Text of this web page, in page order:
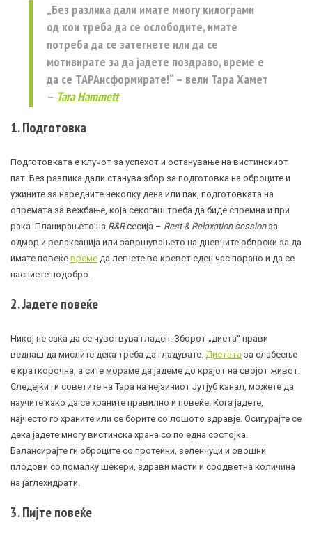
„Без разлика дали имате многу килограми
од кои треба да се ослободите, имате
потреба да се затегнете или да се
мотивирате за да јадете поздраво, време е
да се ТАРАнсформирате!“ – вели Тара Хамет
– Tara Hammett
1. Подготовка
Подготовката е клучот за успехот и останување на вистинскиот
пат. Без разлика дали станува збор за подготовка на оброците и
ужините за наредните неколку дена или пак, подготовката на
опремата за вежбање, која секогаш треба да биде спремна и при
рака. Планирањето на R&Rсесија – Rest & Relaxation sessionза
одмор и релаксација или завршувањето на дневните обврски за да
имате повеќе време да легнете во кревет еден час порано и да се
наспиете подобро.
2. Јадете повеќе
Никој не сака да се чувствува гладен. Зборот „диета“ прави
веднаш да мислите дека треба да гладувате. Диетата за слабеење
е краткорочна, а сите мораме да јадеме до крајот на својот живот.
Следејќи ги советите на Тара на нејзиниот Јутјуб канал, можете да
научите како да се храните правилно и повеќе. Кога јадете,
најчесто го храните или се борите со лошото здравје. Осигурајте се
дека јадете многу вистинска храна со по една состојка.
Балансирајте ги оброците со протеини, зеленчуци и овошни
плодови со помалку шеќери, здрави масти и соодветна количина
на јаглехидрати.
3. Пијте повеќе